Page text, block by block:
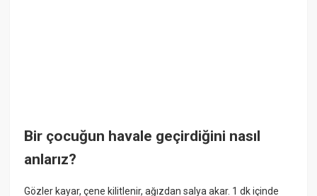
Bir çocuğun havale geçirdiğini nasıl
anlarız?
Gözler kayar, çene kilitlenir, ağızdan salya akar. 1 dk içinde